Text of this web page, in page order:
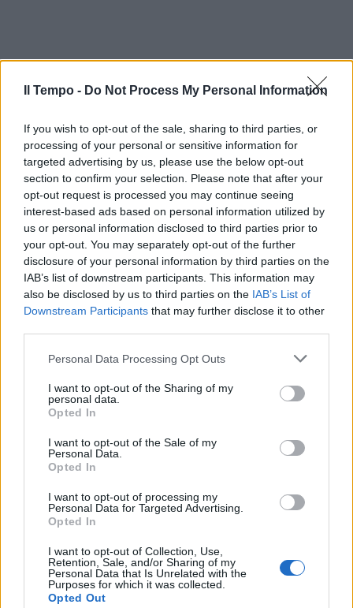
Il Tempo - Do Not Process My Personal Information
If you wish to opt-out of the sale, sharing to third parties, or
processing of your personal or sensitive information for
targeted advertising by us, please use the below opt-out
section to confirm your selection. Please note that after your
opt-out request is processed you may continue seeing
interest-based ads based on personal information utilized by
us or personal information disclosed to third parties prior to
your opt-out. You may separately opt-out of the further
disclosure of your personal information by third parties on the
IAB’s list of downstream participants. This information may
also be disclosed by us to third parties on the IAB’s List of
Downstream Participants that may further disclose it to other
Personal Data Processing Opt Outs
I want to opt-out of the Sharing of my
personal data.
Opted In
I want to opt-out of the Sale of my
Personal Data.
Opted In
I want to opt-out of processing my
Personal Data for Targeted Advertising.
Opted In
I want to opt-out of Collection, Use,
Retention, Sale, and/or Sharing of my
Personal Data that Is Unrelated with the
Purposes for which it was collected.
Opted Out